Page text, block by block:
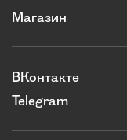
Магазин
ВКонтакте
Telegram